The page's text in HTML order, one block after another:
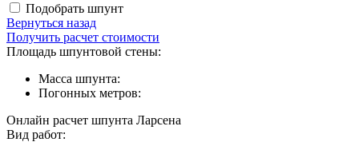
Подобрать шпунт
Вернуться назад
Получить расчет стоимости
Площадь шпунтовой стены:
Масса шпунта:
Погонных метров:
Онлайн расчет шпунта Ларсена
Вид работ: